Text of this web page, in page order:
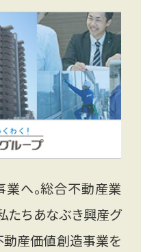
業へ。総合不動産業
たちあなぶき興産グ
動産価値創造事業を